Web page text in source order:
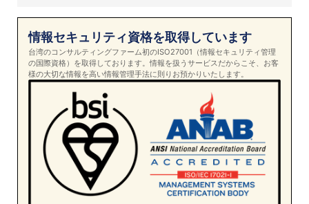
情報セキュリティ資格を取得しています
台湾のコンサルティングファーム初のISO27001（情報セキュリティ管理
の国際資格）を取得しております。情報を扱うサービスだからこそ、お客
様の大切な情報を高い情報管理手法に則りお預かりいたします。